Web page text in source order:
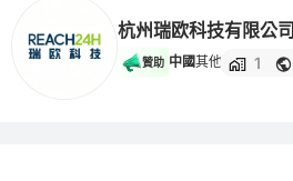
杭州瑞欧科技有限公司
贊助 中國其他 1